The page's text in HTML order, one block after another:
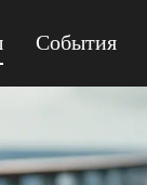
События